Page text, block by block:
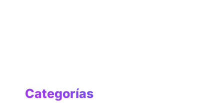
Categorías